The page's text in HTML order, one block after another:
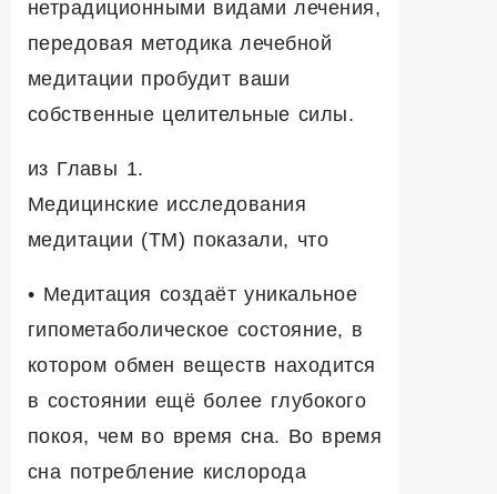
нетрадиционными видами лечения,
передовая методика лечебной
медитации пробудит ваши
собственные целительные силы.
из Главы 1.
Медицинские исследования
медитации (ТМ) показали, что
• Медитация создаёт уникальное
гипометаболическое состояние, в
котором обмен веществ находится
в состоянии ещё более глубокого
покоя, чем во время сна. Во время
сна потребление кислорода